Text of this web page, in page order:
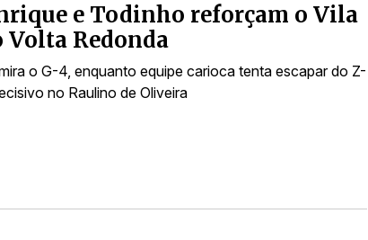
e Todinho reforçam o Vila
Volta Redonda
o G-4, enquanto equipe carioca tenta escapar do Z-
no Raulino de Oliveira